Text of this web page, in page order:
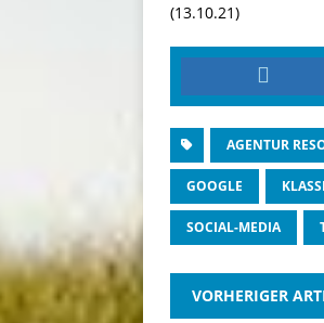
(13.10.21)
AGENTUR
GOOGLE
SOCIAL-MEDIA
VORHERIGER